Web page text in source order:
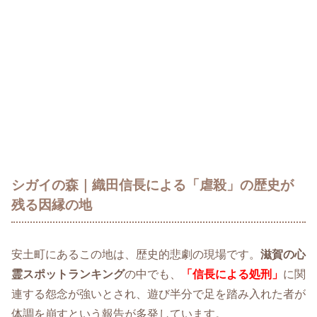
シガイの森｜織田信長による「虐殺」の歴史が
残る因縁の地
安土町にあるこの地は、歴史的悲劇の現場です。 滋賀の心
霊スポットランキングの中でも、 「信長による処刑」 に関
連する怨念が強いとされ、遊び半分で足を踏み入れた者が
体調を崩すという報告が多発しています。